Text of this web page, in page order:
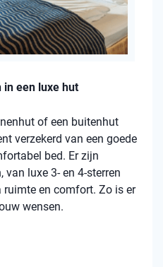
een luxe hut
of een buitenhut
verzekerd van een goede
bed. Er zijn
luxe 3- en 4-sterren
en comfort. Zo is er
wensen.